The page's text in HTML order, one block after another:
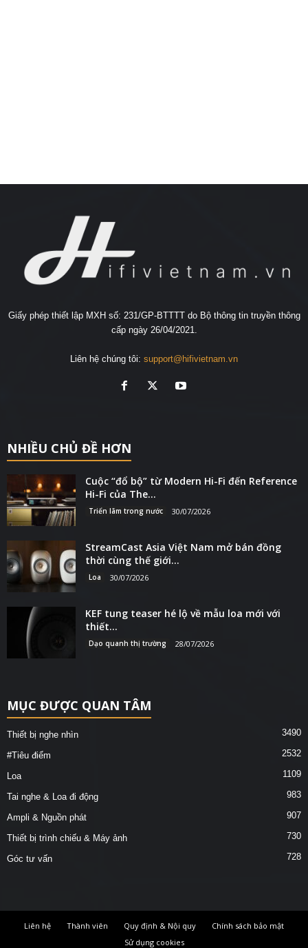
Giấy phép thiết lập MXH số: 231/GP-BTTTT do Bộ thông tin truyền thông
cấp ngày 26/04/2021.
Liên hệ chúng tôi: support@hifivietnam.vn
NHIỀU CHỦ ĐỀ HƠN
Cuộc “đổ bộ” từ Modern Hi-Fi đến Reference
Hi-Fi của The...
Triển lãm trong nước 30/07/2026
StreamCast Asia Việt Nam mở bán đồng
thời cùng thế giới...
Loa 30/07/2026
KEF tung teaser hé lộ về mẫu loa mới với
thiết...
Dạo quanh thị trường 28/07/2026
MỤC ĐƯỢC QUAN TÂM
Thiết bị nghe nhìn 3490
#Tiêu điểm 2532
Loa 1109
Tai nghe & Loa đi động 983
Ampli & Nguồn phát 907
Thiết bị trình chiếu & Máy ảnh 730
Góc tư vấn 728
Liên hệ Thành viên Quy định & Nội quy
Chính sách bảo mật
Sử dụng cookies